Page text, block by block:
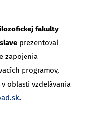
fakulty
prezentoval
zapojenia
programov,
oblasti vzdelávania
.